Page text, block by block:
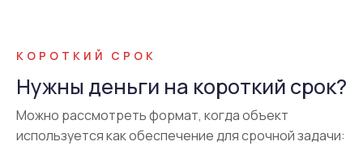
КОРОТКИЙ СРОК
Нужны деньги на короткий срок?
Можно рассмотреть формат, когда объект
используется как обеспечение для срочной задачи: